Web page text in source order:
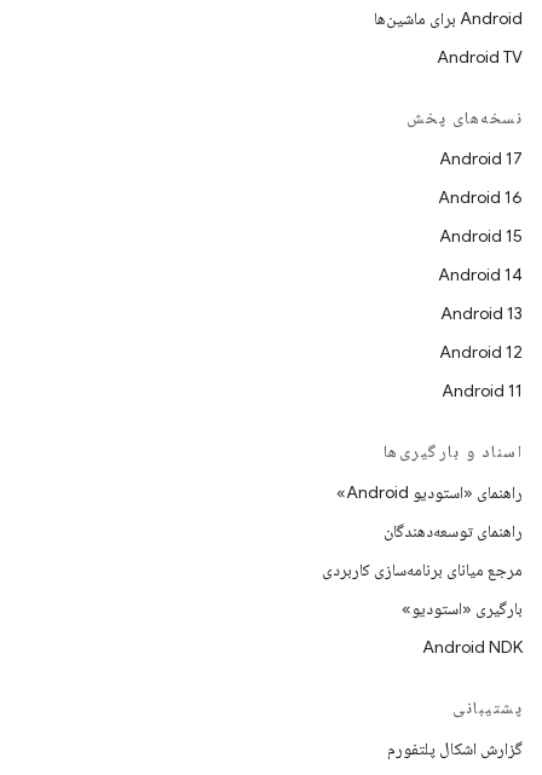
Android برای ماشین‌ها
Android TV
نسخه‌های پخش
Android 17
Android 16
Android 15
Android 14
Android 13
Android 12
Android 11
اسناد و بارگیری‌ها
راهنمای «استودیو Android»
راهنمای توسعه‌دهندگان
مرجع میانای برنامه‌سازی کاربردی
بارگیری «استودیو»
Android NDK
پشتیبانی
گزارش اشکال پلتفورم